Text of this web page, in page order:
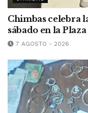
Chimbas celebra
sábado en la
7 AGOSTO - 2026